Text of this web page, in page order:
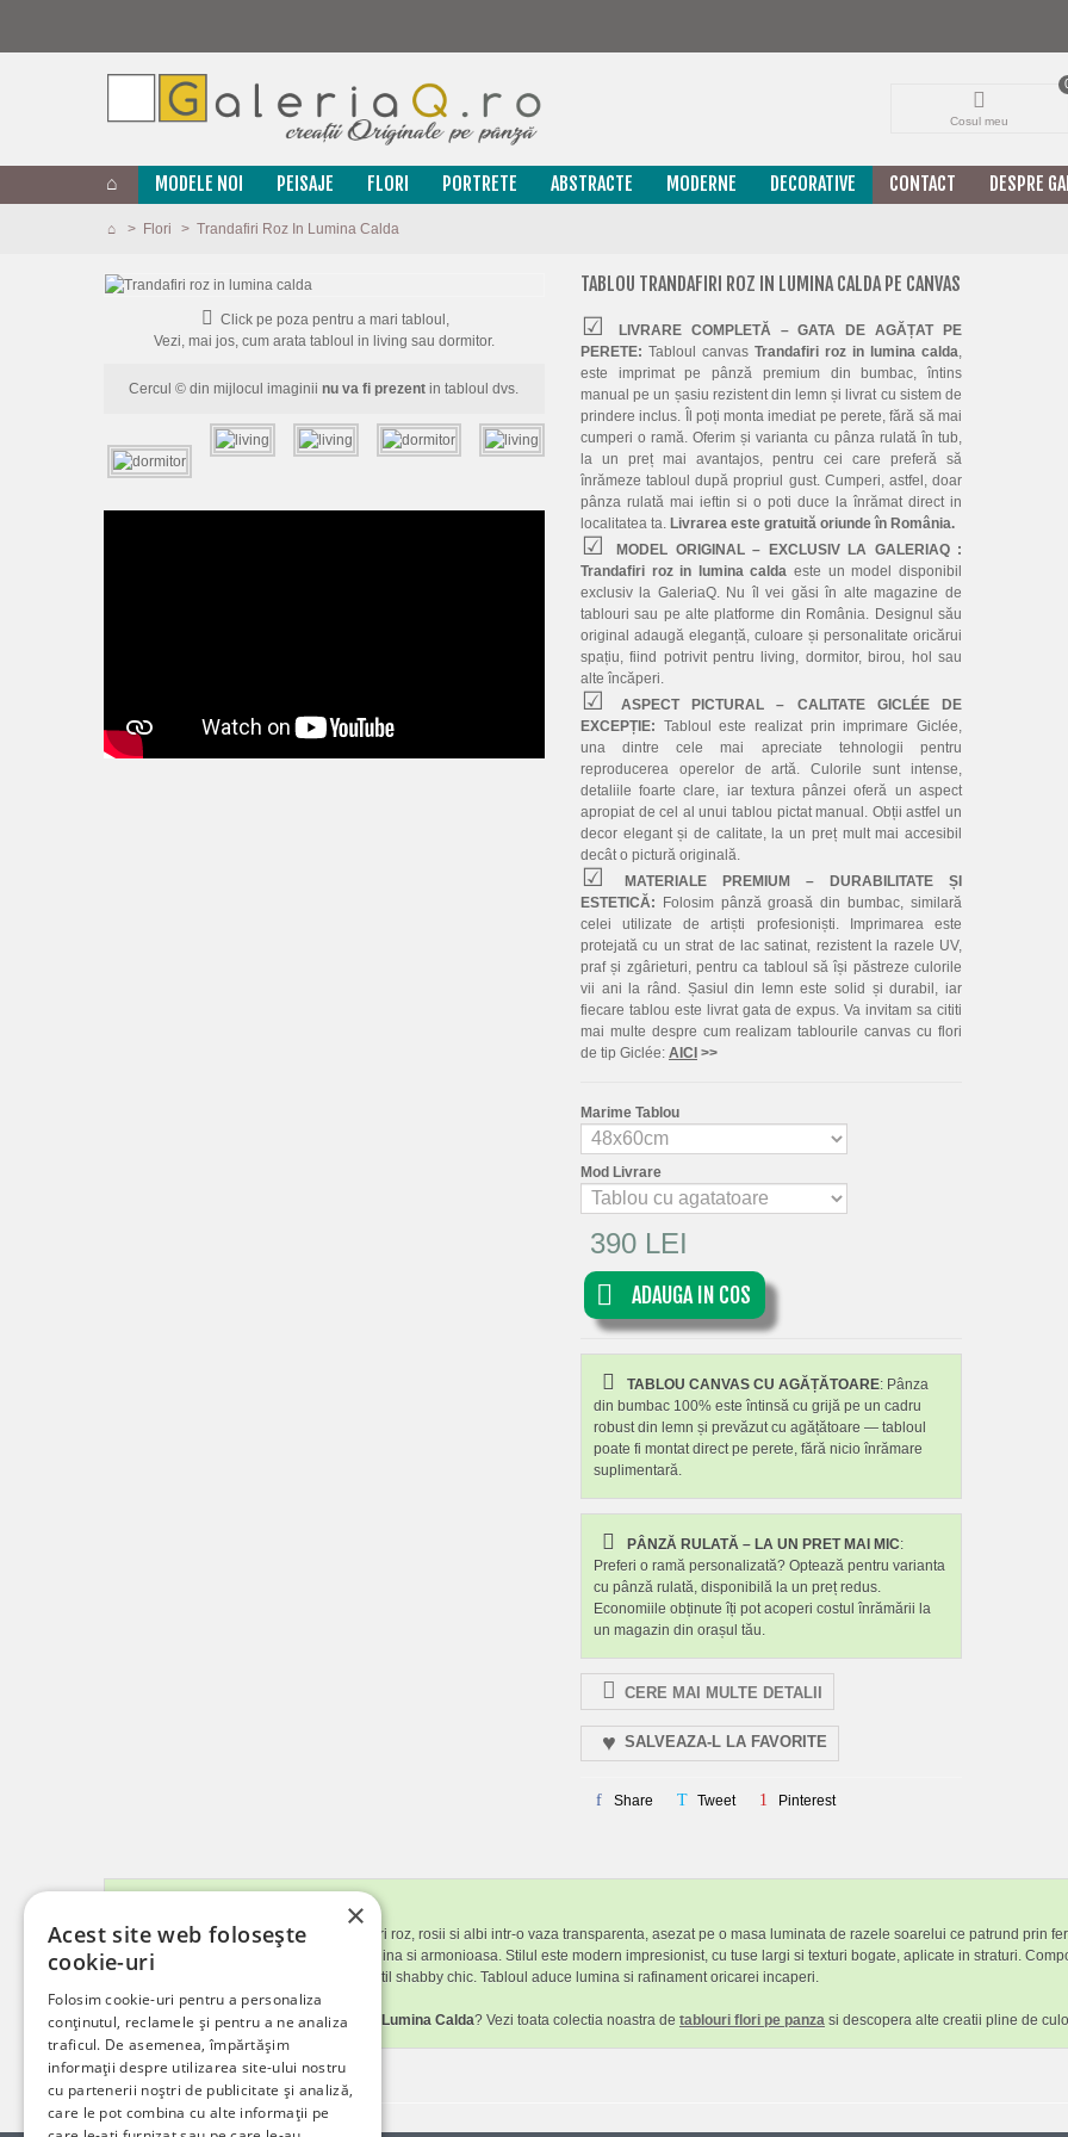
Cosul meu
MODELE NOI PEISAJE FLORI PORTRETE ABSTRACTE MODERNE DECORATIVE CONTACT DESPRE
> Flori > Trandafiri Roz In Lumina Calda
Click pe poza pentru a mari tabloul,
Vezi, mai jos, cum arata tabloul in living sau dormitor.
Cercul © din mijlocul imaginiinu va fi prezent in tabloul dvs.
TABLOU TRANDAFIRI ROZ IN LUMINA CALDA PE CANVAS
LIVRARE COMPLETĂ – GATA DE AGĂȚAT PE
PERETE: Tabloul canvas Trandafiri roz in lumina calda
este imprimat pe pânză premium din bumbac, întins
manual pe un șasiu rezistent din lemn și livrat cu sistem de
prindere inclus. Îl poți monta imediat pe perete, fără să mai
cumperi o ramă. Oferim și varianta cu pânza rulată în tub,
la un preț mai avantajos, pentru cei care preferă să
înrămeze tabloul după propriul gust. Cumperi, astfel, doar
pânza rulată mai ieftin si o poti duce la înrămat direct in
localitatea ta. Livrarea este gratuită oriunde în România.
MODEL ORIGINAL – EXCLUSIV LA GALERIAQ :
Trandafiri roz in lumina calda este un model disponibil
exclusiv la GaleriaQ. Nu îl vei găsi în alte magazine de
tablouri sau pe alte platforme din România. Designul său
original adaugă eleganță, culoare și personalitate oricărui
spațiu, fiind potrivit pentru living, dormitor, birou, hol sau
alte încăperi.
ASPECT PICTURAL – CALITATE GICLÉE DE
EXCEPȚIE: Tabloul este realizat prin imprimare Giclée,
una dintre cele mai apreciate tehnologii pentru
reproducerea operelor de artă. Culorile sunt intense,
detaliile foarte clare, iar textura pânzei oferă un aspect
apropiat de cel al unui tablou pictat manual. Obții astfel un
decor elegant și de calitate, la un preț mult mai accesibil
decât o pictură originală.
MATERIALE PREMIUM – DURABILITATE ȘI
ESTETICĂ: Folosim pânză groasă din bumbac, similară
celei utilizate de artiști profesioniști. Imprimarea este
protejată cu un strat de lac satinat, rezistent la razele UV,
praf și zgârieturi, pentru ca tabloul să își păstreze culorile
vii ani la rând. Șasiul din lemn este solid și durabil, iar
fiecare tablou este livrat gata de expus. Va invitam sa cititi
mai multe despre cum realizam tablourile canvas cu flori
de tip Giclée: AICI>>
Marime Tablou
Mod Livrare
390 LEI
ADAUGA IN COS
TABLOU CANVAS CU AGĂȚĂTOARE: Pânza
din bumbac 100% este întinsă cu grijă pe un cadru
robust din lemn și prevăzut cu agățătoare — tabloul
poate fi montat direct pe perete, fără nicio înrămare
suplimentară.
PÂNZĂ RULATĂ – LA UN PRET MAI MIC:
Preferi o ramă personalizată? Optează pentru varianta
cu pânză rulată, disponibilă la un preț redus.
Economiile obținute îți pot acoperi costul înrămării la
un magazin din orașul tău.
CERE MAI MULTE DETALII
SALVEAZA-L LA FAVORITE
Share Tweet Pinterest
Tabloul infatiseaza un buchet de trandafiri roz, rosii si albi intr-o vaza transparenta, asezat pe o masa luminata de razele soarelui ce patrund prin
roz si bleu, care creeaza o atmosfera senina si armonioasa. Stilul este modern impresionist, cu tuse largi si texturi bogate, aplicate in straturi.
pentru decoruri feminine, clasice sau in stil shabby chic. Tabloul aduce lumina si rafinament oricarei incaperi.
Iti place tabloul canvasTrandafiri Roz In Lumina Calda? Vezi toata colectia noastra de tablouri flori pe panza si descopera alte creatii pline de
×
Acest site web folosește
cookie-uri
Folosim cookie-uri pentru a personaliza
conținutul, reclamele și pentru a ne analiza
traficul. De asemenea, împărtășim
informații despre utilizarea site-ului nostru
cu partenerii noștri de publicitate și analiză,
care le pot combina cu alte informații pe